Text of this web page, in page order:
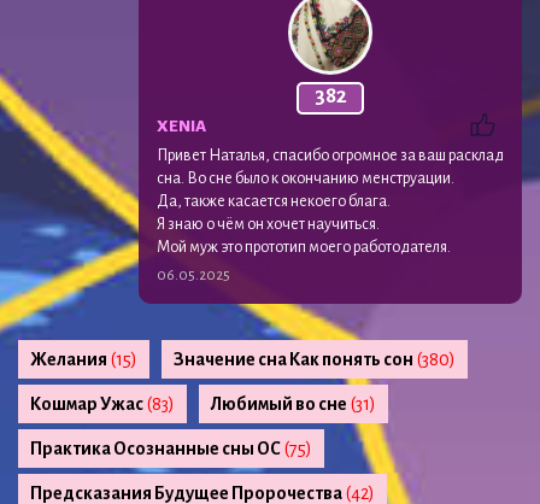
382
XENIA
Привет Наталья, спасибо огромное за ваш расклад
сна. Во сне было к окончанию менструации.
Да, также касается некоего блага.
Я знаю о чём он хочет научиться.
Мой муж это прототип моего работодателя.
06.05.2025
Желания (15) Значение сна Как понять сон (380)
Кошмар Ужас(83) Любимый во сне (31)
Практика Осознанные сны ОС(75)
Предсказания Будущее Пророчества(42)